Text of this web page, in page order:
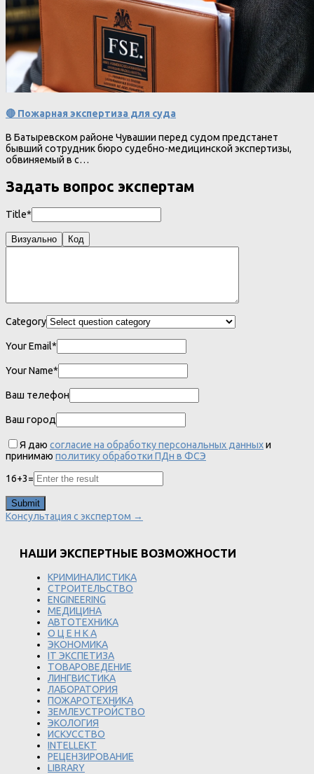
🔴 Пожарная экспертиза для суда
В Батыревском районе Чувашии перед судом предстанет
бывший сотрудник бюро судебно-медицинской экспертизы,
обвиняемый в с…
Задать вопрос экспертам
Title*
Визуально Код
Category
Your Email*
Your Name*
Ваш телефон
Ваш город
Я даю согласие на обработку персональных данныхи
принимаю политику обработки ПДн в ФСЭ
16+3=
Консультация с экспертом →
НАШИ ЭКСПЕРТНЫЕ ВОЗМОЖНОСТИ
КРИМИНАЛИСТИКА
СТРОИТЕЛЬСТВО
ENGINEERING
МЕДИЦИНА
АВТОТЕХНИКА
О Ц Е Н К А
ЭКОНОМИКА
IT ЭКСПЕТИЗА
ТОВАРОВЕДЕНИЕ
ЛИНГВИСТИКА
ЛАБОРАТОРИЯ
ПОЖАРОТЕХНИКА
ЗЕМЛЕУСТРОЙСТВО
ЭКОЛОГИЯ
ИСКУССТВО
INTELLEKT
РЕЦЕНЗИРОВАНИЕ
LIBRARY